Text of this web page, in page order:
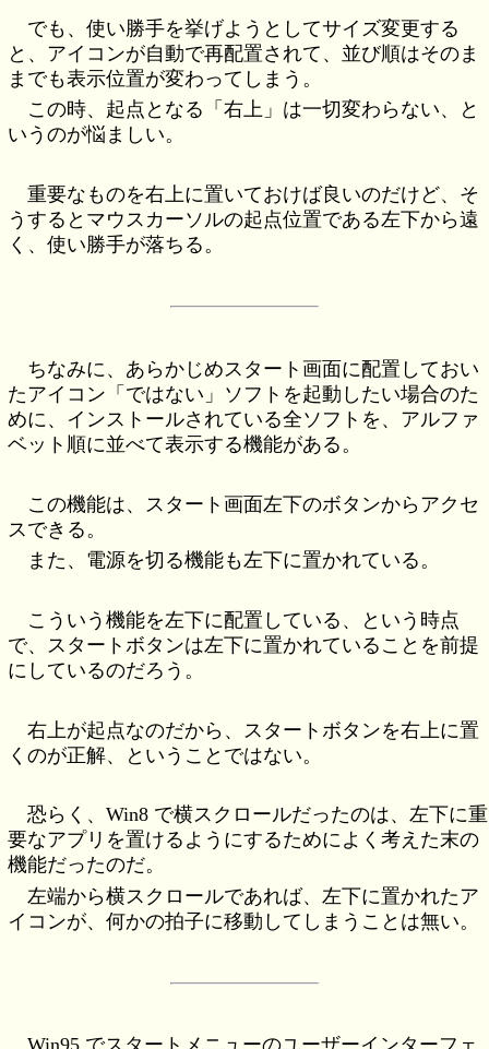
でも、使い勝手を挙げようとしてサイズ変更する
と、アイコンが自動で再配置されて、並び順はそのま
までも表示位置が変わってしまう。
この時、起点となる「右上」は一切変わらない、と
いうのが悩ましい。
重要なものを右上に置いておけば良いのだけど、そ
うするとマウスカーソルの起点位置である左下から遠
く、使い勝手が落ちる。
ちなみに、あらかじめスタート画面に配置しておい
たアイコン「ではない」ソフトを起動したい場合のた
めに、インストールされている全ソフトを、アルファ
ベット順に並べて表示する機能がある。
この機能は、スタート画面左下のボタンからアクセ
スできる。
また、電源を切る機能も左下に置かれている。
こういう機能を左下に配置している、という時点
で、スタートボタンは左下に置かれていることを前提
にしているのだろう。
右上が起点なのだから、スタートボタンを右上に置
くのが正解、ということではない。
恐らく、Win8 で横スクロールだったのは、左下に重
要なアプリを置けるようにするためによく考えた末の
機能だったのだ。
左端から横スクロールであれば、左下に置かれたア
イコンが、何かの拍子に移動してしまうことは無い。